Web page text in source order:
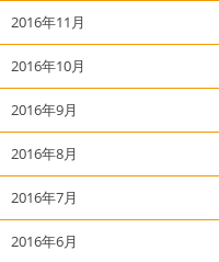
2016年11月
2016年10月
2016年9月
2016年8月
2016年7月
2016年6月